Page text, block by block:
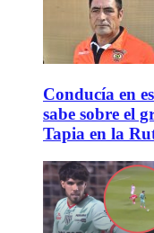
Conducía en
sabe sobre el
Tapia en la